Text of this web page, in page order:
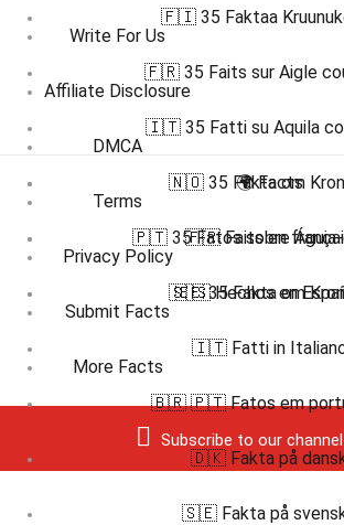
Write For Us
Affiliate Disclosure
DMCA
Terms
Privacy Policy
Submit Facts
More Facts
Subscribe to our channel
🇫🇮 35 Faktaa
🇫🇷 35 Faits sur Aigle
🇮🇹 35 Fatti su Aquila
🇳🇴 35 Fakta om
🇵🇹 35 Fatos sobre Águia-
🇸🇪 35 Fakta om
🌍 Facts
🇫🇷 Faits en
🇪🇸 Hechos en
🇮🇹 Fatti in
🇧🇷 🇵🇹 Fatos em
🇩🇰 Fakta på
🇸🇪 Fakta på